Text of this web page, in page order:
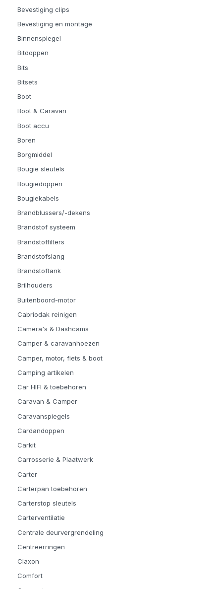
Bevestiging clips
Bevestiging en montage
Binnenspiegel
Bitdoppen
Bits
Bitsets
Boot
Boot & Caravan
Boot accu
Boren
Borgmiddel
Bougie sleutels
Bougiedoppen
Bougiekabels
Brandblussers/-dekens
Brandstof systeem
Brandstoffilters
Brandstofslang
Brandstoftank
Brilhouders
Buitenboord-motor
Cabriodak reinigen
Camera's & Dashcams
Camper & caravanhoezen
Camper, motor, fiets & boot
Camping artikelen
Car HIFI & toebehoren
Caravan & Camper
Caravanspiegels
Cardandoppen
Carkit
Carrosserie & Plaatwerk
Carter
Carterpan toebehoren
Carterstop sleutels
Carterventilatie
Centrale deurvergrendeling
Centreerringen
Claxon
Comfort